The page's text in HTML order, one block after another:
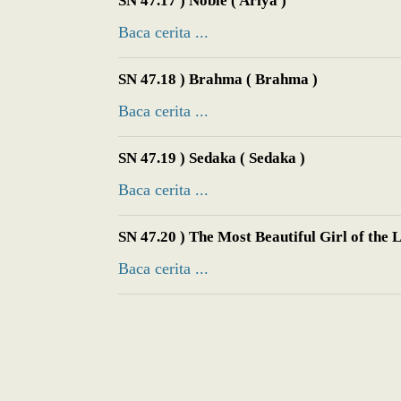
Baca cerita ...
SN 47.18 ) Brahma ( Brahma )
Baca cerita ...
SN 47.19 ) Sedaka ( Sedaka )
Baca cerita ...
SN 47.20 ) The Most Beautiful Girl of the
Baca cerita ...